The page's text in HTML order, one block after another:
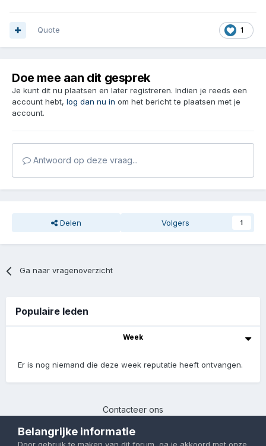
1
Quote
Doe mee aan dit gesprek
Je kunt dit nu plaatsen en later registreren. Indien je reeds een
account hebt, log dan nu in om het bericht te plaatsen met je
account.
Antwoord op deze vraag...
Delen Volgers 1
Ga naar vragenoverzicht
Populaire leden
Week
Er is nog niemand die deze week reputatie heeft ontvangen.
Contacteer ons
Powered by Invision Community
Belangrijke informatie